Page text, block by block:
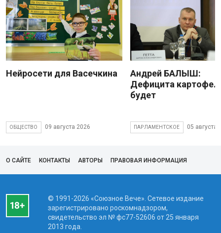
Нейросети для Васечкина
ОБЩЕСТВО 09 августа 2026
Андрей БАЛЫШ:
Дефицита
будет
ПАРЛАМЕНТСКОЕ 05 августа
О САЙТЕ КОНТАКТЫ АВТОРЫ ПРАВОВАЯ ИНФОРМАЦИЯ
© 1991-2026 «Союзное Вече». Сетевое издание
зарегистрировано роскомнадзором,
свидетельство эл № фc77-52606 от 25 января
2013 года.